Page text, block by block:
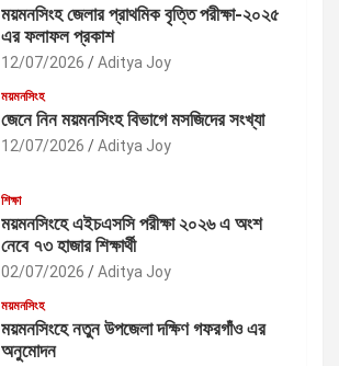
ময়মনসিংহ জেলার প্রাথমিক বৃত্তি পরীক্ষা-২০২৫
এর ফলাফল প্রকাশ
12/07/2026 Aditya Joy
ময়মনসিংহ
জেনে নিন ময়মনসিংহ বিভাগে মসজিদের সংখ্যা
12/07/2026 Aditya Joy
শিক্ষা
ময়মনসিংহে এইচএসসি পরীক্ষা ২০২৬ এ অংশ
নেবে ৭৩ হাজার শিক্ষার্থী
02/07/2026 Aditya Joy
ময়মনসিংহ
ময়মনসিংহে নতুন উপজেলা দক্ষিণ গফরগাঁও এর
অনুমোদন